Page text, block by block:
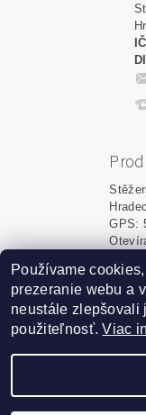
GPS:
Používame
prezeranie webu a
neustále zlepšovali
použiteľnosť.Viac